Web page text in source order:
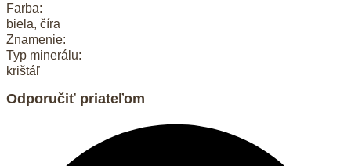
Farba:
biela, číra
Znamenie:
Typ minerálu:
krištáľ
Odporučiť priateľom